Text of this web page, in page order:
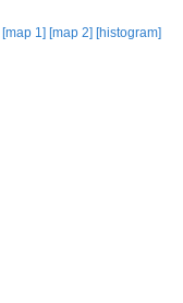
[map 1] [map 2] [histogram]